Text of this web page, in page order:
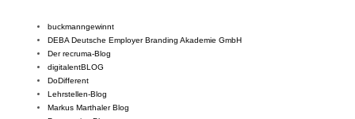
buckmanngewinnt
DEBA Deutsche Employer Branding Akademie GmbH
Der recruma-Blog
digitalentBLOG
DoDifferent
Lehrstellen-Blog
Markus Marthaler Blog